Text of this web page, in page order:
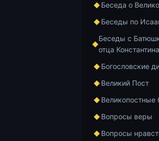
Беседа о
Беседы по
Беседы с
отца Константина
Богословские
Великий Пост
Великопостные
Вопросы веры
Вопросы
Что он хочет
В чем их
Именно это
Добавить в
Главная Архивы